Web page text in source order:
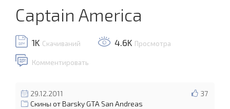
Captain America
1K Скачиваний 4.6K Просмотра
Комментировать
37
29.12.2011
Скины от Barsky GTA San Andreas